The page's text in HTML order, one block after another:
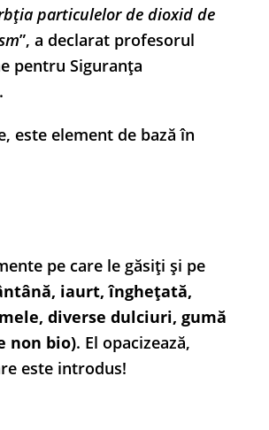
particulelor de dioxid de
”, a declarat profesorul
pentru Siguranța
este element de bază în
pe care le găsiți și pe
iaurt, înghețată,
diverse dulciuri, gumă
non bio). El opacizează,
este introdus!